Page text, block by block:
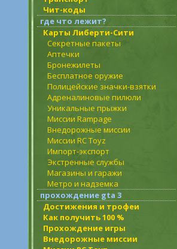
Чит-коды
где что лежит?
Карты Либерти-Сити
Секретные пакеты
Аптечки
Бронежилеты
Бесплатное оружие
Полицейские значки-взятки
Адреналиновые пилюли
Уникальные прыжки
Миссии Rampage
Внедорожные миссии
Миссии RC Toyz
Импорт-экспорт
Экстренные службы
Магазины и гаражи
Метро и надземка
прохождение gta 3
Достижения и трофеи
Как получить 100 %
Прохождение игры
Внедорожные миссии